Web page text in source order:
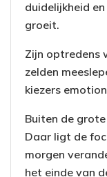
duidelijkheid
groeit.
Zijn optredens
zelden
kiezers
Buiten de
Daar ligt de
morgen
het einde van